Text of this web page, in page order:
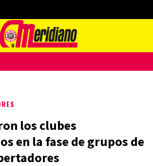
los clubes
en la fase de grupos de